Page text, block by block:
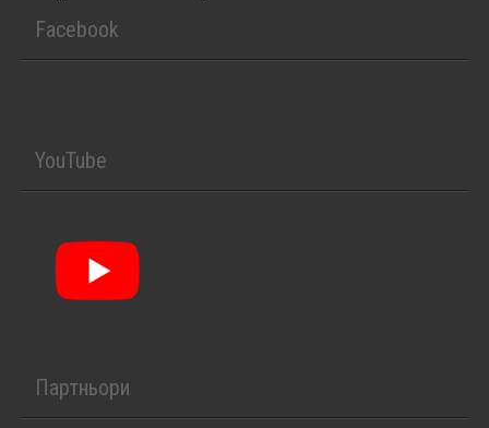
Facebook
YouTube
Партньори